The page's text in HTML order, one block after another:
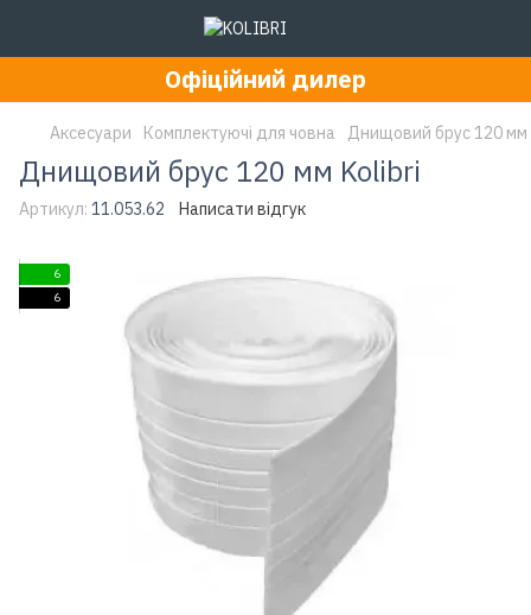
Офіційний дилер
Аксесуари Комплектуючі для човна Днищовий брус 120 мм
Днищовий брус 120 мм Kolibri
Артикул: 11.053.62 Написати відгук
6
6